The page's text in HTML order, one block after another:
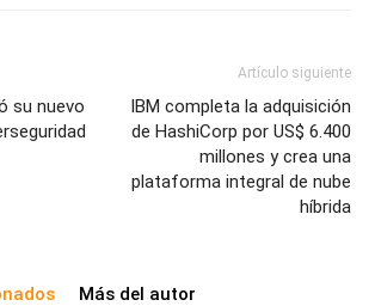
su nuevo
Artículo siguiente
IBM completa la adquisición
de HashiCorp por US$ 6.400
millones y crea una
plataforma integral de nube
híbrida
Más del autor